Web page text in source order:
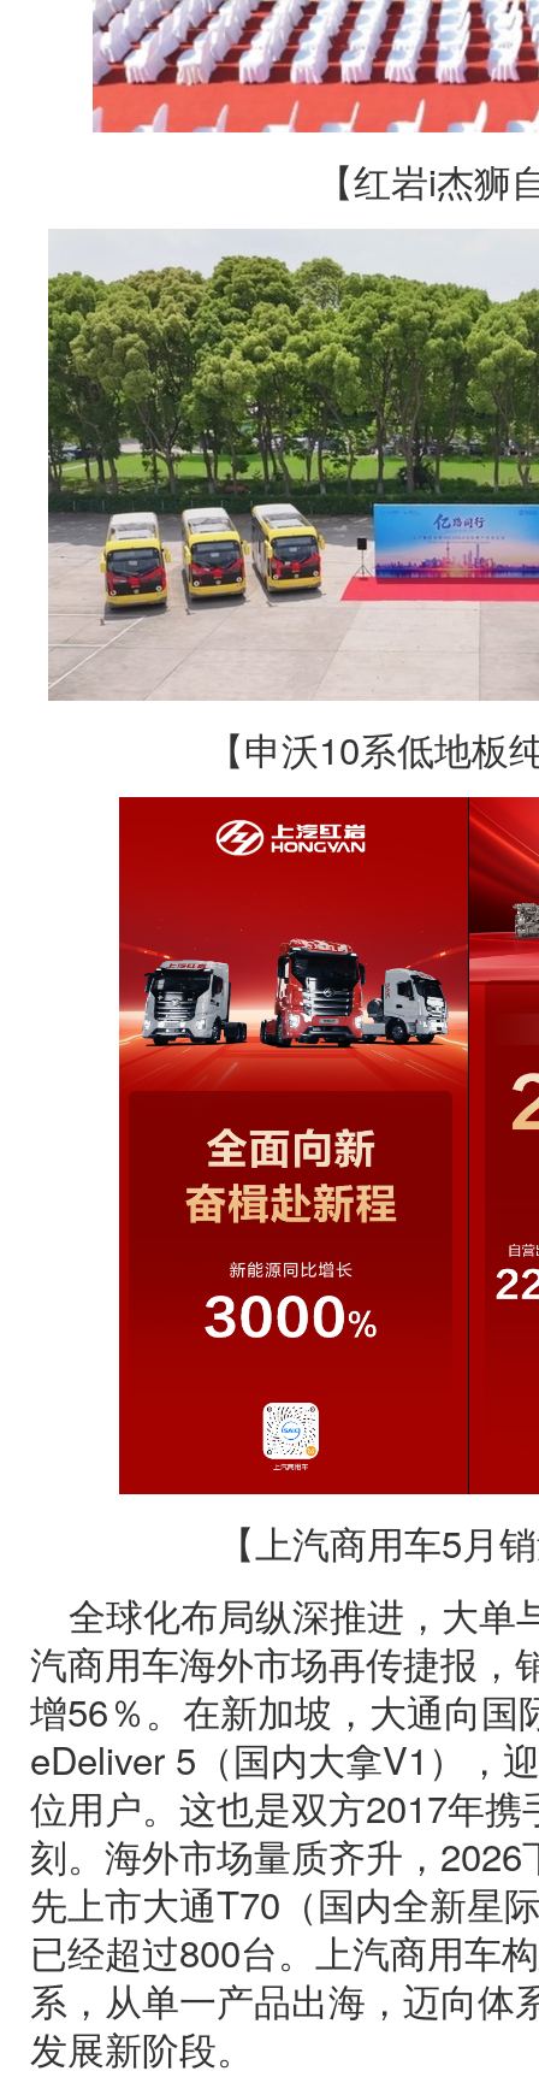
【红岩i杰狮
【申沃10系低地板
【上汽商用车5月
全球化布局纵深推进，大单
汽商用车海外市场再传捷报，
增56％。在新加坡，大通向国
eDeliver 5（国内大拿V1），
位用户。这也是双方2017年
刻。海外市场量质齐升，
先上市大通T70（国内全新星
已经超过800台。上汽商用车
系，从单一产品出海，迈向体
发展新阶段。